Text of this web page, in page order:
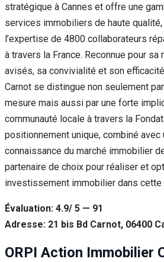
stratégique à Cannes et offre une
services immobiliers de haute
l’expertise de 4800 collaborateurs
à travers la France. Reconnue pour
avisés, sa convivialité et son
Carnot se distingue non seulement
mesure mais aussi par une forte
communauté locale à travers la
positionnement unique, combiné avec
connaissance du marché immobilier
partenaire de choix pour réaliser et
investissement immobilier dans
Évaluation: 4.9/ 5 — 91
Adresse: 21 bis Bd Carnot, 06400
ORPI Action Immobilier